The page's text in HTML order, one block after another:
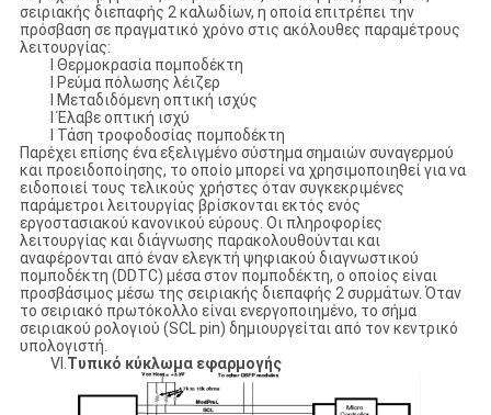
σειριακής διεπαφής 2 καλωδίων, η οποία επιτρέπει την
πρόσβαση σε πραγματικό χρόνο στις ακόλουθες παραμέτρους
λειτουργίας:
l Θερμοκρασία πομποδέκτη
l Ρεύμα πόλωσης λέιζερ
l Μεταδιδόμενη οπτική ισχύς
l Έλαβε οπτική ισχύ
l Τάση τροφοδοσίας πομποδέκτη
Παρέχει επίσης ένα εξελιγμένο σύστημα σημαιών συναγερμού
και προειδοποίησης, το οποίο μπορεί να χρησιμοποιηθεί για να
ειδοποιεί τους τελικούς χρήστες όταν συγκεκριμένες
παράμετροι λειτουργίας βρίσκονται εκτός ενός
εργοστασιακού κανονικού εύρους. Οι πληροφορίες
λειτουργίας και διάγνωσης παρακολουθούνται και
αναφέρονται από έναν ελεγκτή ψηφιακού διαγνωστικού
πομποδέκτη (DDTC) μέσα στον πομποδέκτη, ο οποίος είναι
προσβάσιμος μέσω της σειριακής διεπαφής 2 συρμάτων. Όταν
το σειριακό πρωτόκολλο είναι ενεργοποιημένο, το σήμα
σειριακού ρολογιού (SCL pin) δημιουργείται από τον κεντρικό
υπολογιστή.
VI.Τυπικό κύκλωμα εφαρμογής